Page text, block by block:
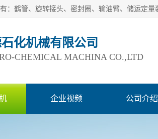
化机械有限公司
CHEMICAL MACHINA CO.,LTD
企业视频 公司介绍